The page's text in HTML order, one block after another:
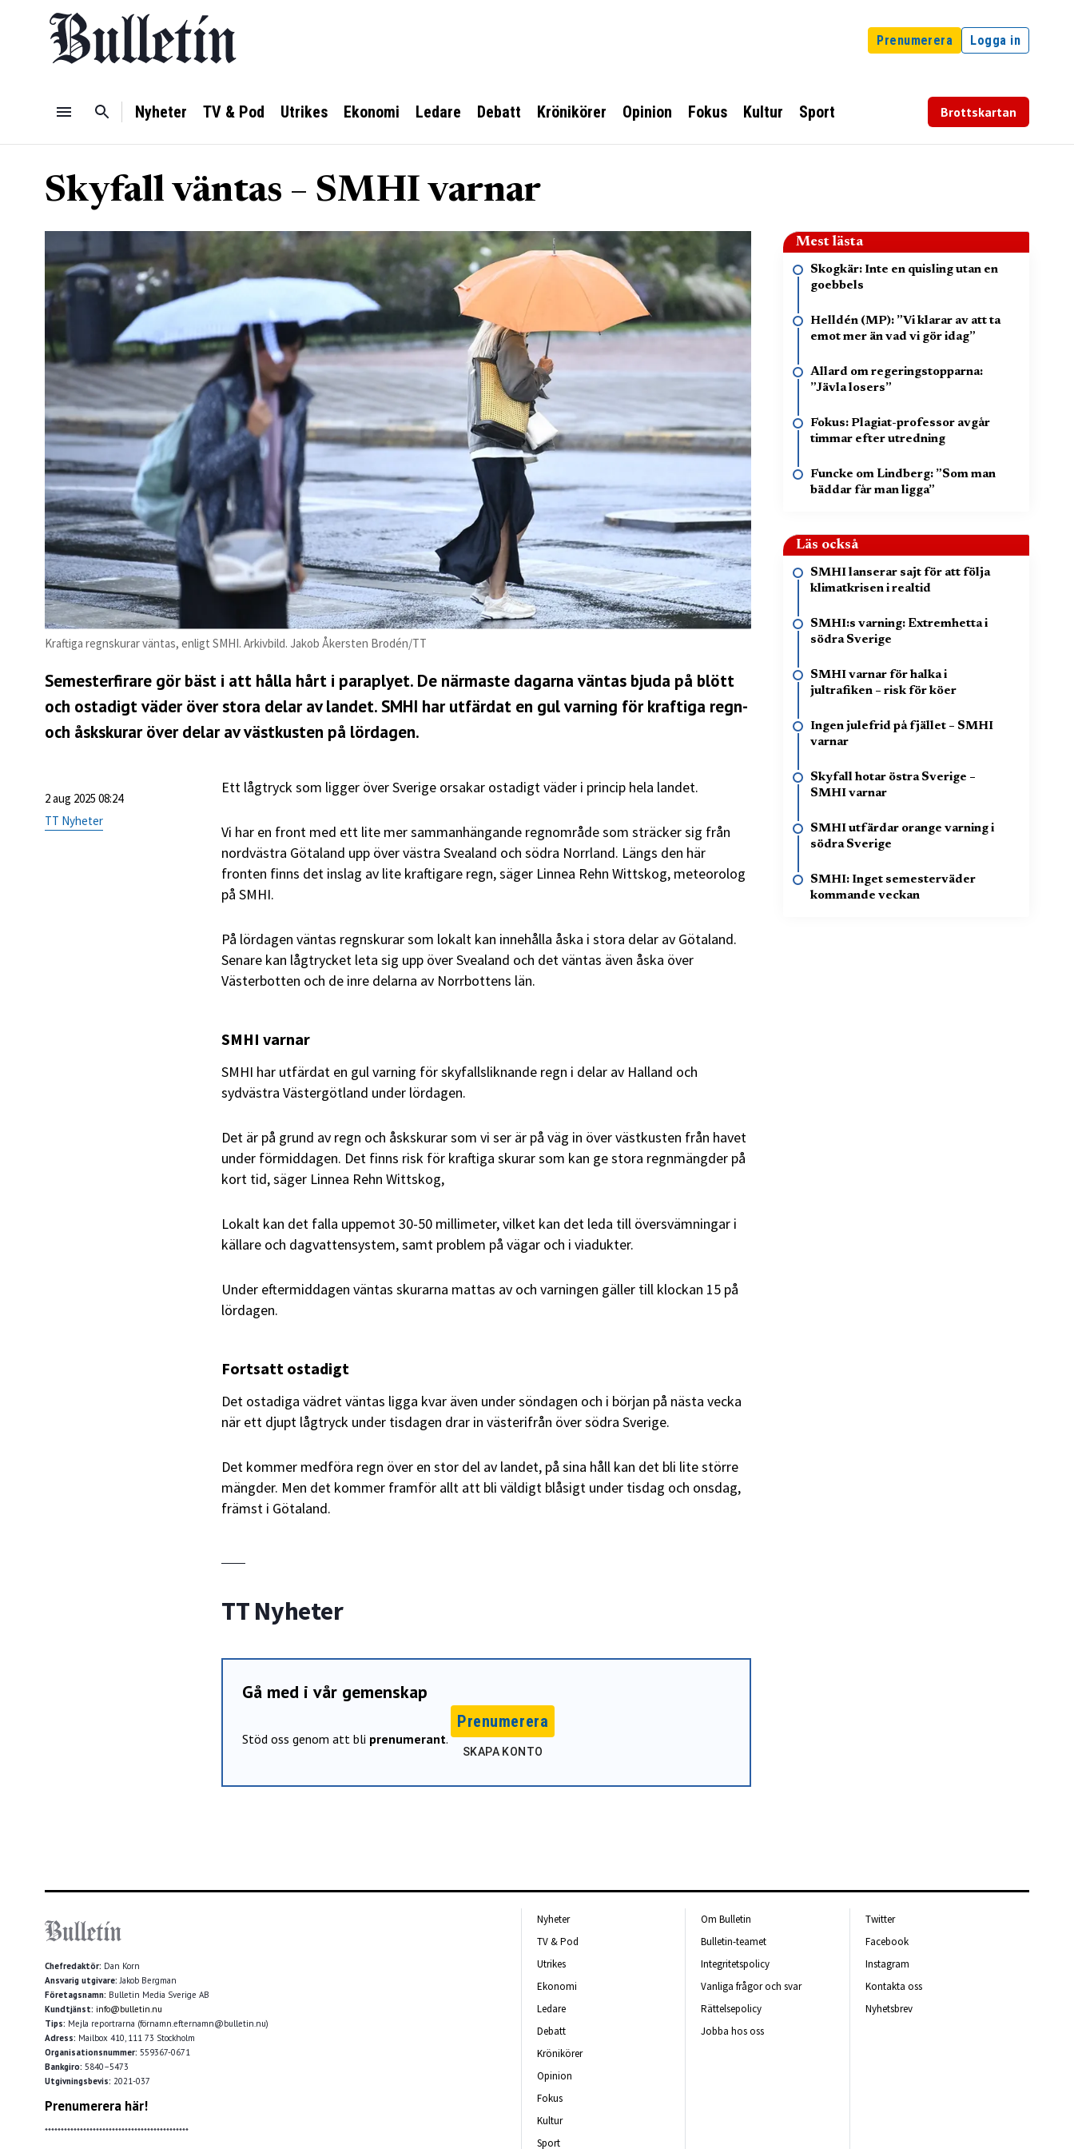
Prenumerera Logga in
Nyheter TV & Pod Utrikes Ekonomi Ledare Debatt Krönikörer Opinion Fokus Kultur Sport Brottskartan
Skyfall väntas – SMHI varnar
Kraftiga regnskurar väntas, enligt SMHI. Arkivbild. Jakob Åkersten Brodén/TT
Semesterfirare gör bäst i att hålla hårt i paraplyet. De närmaste dagarna väntas bjuda på blött
och ostadigt väder över stora delar av landet. SMHI har utfärdat en gul varning för kraftiga regn-
och åskskurar över delar av västkusten på lördagen.
2 aug 2025 08:24
TT Nyheter
Ett lågtryck som ligger över Sverige orsakar ostadigt väder i princip hela landet.
Vi har en front med ett lite mer sammanhängande regnområde som sträcker sig från
nordvästra Götaland upp över västra Svealand och södra Norrland. Längs den här
fronten finns det inslag av lite kraftigare regn, säger Linnea Rehn Wittskog, meteorolog
på SMHI.
På lördagen väntas regnskurar som lokalt kan innehålla åska i stora delar av Götaland.
Senare kan lågtrycket leta sig upp över Svealand och det väntas även åska över
Västerbotten och de inre delarna av Norrbottens län.
SMHI varnar
SMHI har utfärdat en gul varning för skyfallsliknande regn i delar av Halland och
sydvästra Västergötland under lördagen.
Det är på grund av regn och åskskurar som vi ser är på väg in över västkusten från havet
under förmiddagen. Det finns risk för kraftiga skurar som kan ge stora regnmängder på
kort tid, säger Linnea Rehn Wittskog,
Lokalt kan det falla uppemot 30-50 millimeter, vilket kan det leda till översvämningar i
källare och dagvattensystem, samt problem på vägar och i viadukter.
Under eftermiddagen väntas skurarna mattas av och varningen gäller till klockan 15 på
lördagen.
Fortsatt ostadigt
Det ostadiga vädret väntas ligga kvar även under söndagen och i början på nästa vecka
när ett djupt lågtryck under tisdagen drar in västerifrån över södra Sverige.
Det kommer medföra regn över en stor del av landet, på sina håll kan det bli lite större
mängder. Men det kommer framför allt att bli väldigt blåsigt under tisdag och onsdag,
främst i Götaland.
TT Nyheter
Gå med i vår gemenskap
Stöd oss genom att bli prenumerant.
Prenumerera
SKAPA KONTO
Mest lästa
Skogkär: Inte en quisling utan en
goebbels
Helldén (MP): ”Vi klarar av att ta
emot mer än vad vi gör idag”
Allard om regeringstopparna:
”Jävla losers”
Fokus: Plagiat-professor avgår
timmar efter utredning
Funcke om Lindberg: ”Som man
bäddar får man ligga”
Läs också
SMHI lanserar sajt för att följa
klimatkrisen i realtid
SMHI:s varning: Extremhetta i
södra Sverige
SMHI varnar för halka i
jultrafiken – risk för köer
Ingen julefrid på fjället – SMHI
varnar
Skyfall hotar östra Sverige –
SMHI varnar
SMHI utfärdar orange varning i
södra Sverige
SMHI: Inget semesterväder
kommande veckan
Chefredaktör: Dan Korn
Ansvarig utgivare: Jakob Bergman
Företagsnamn: Bulletin Media Sverige AB
Kundtjänst: info@bulletin.nu
Tips: Mejla reportrarna (förnamn.efternamn@bulletin.nu)
Adress: Mailbox 410, 111 73 Stockholm
Organisationsnummer: 559367-0671
Bankgiro: 5840–5473
Utgivningsbevis: 2021-037
Prenumerera här!
*********************************************
Nyheter
TV & Pod
Utrikes
Ekonomi
Ledare
Debatt
Krönikörer
Opinion
Fokus
Kultur
Sport
Om Bulletin
Bulletin-teamet
Integritetspolicy
Vanliga frågor och svar
Rättelsepolicy
Jobba hos oss
Twitter
Facebook
Instagram
Kontakta oss
Nyhetsbrev